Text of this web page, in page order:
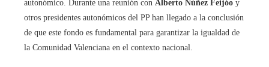
autonómico. Durante una reunión con Alberto Núñez Feijóo y
otros presidentes autonómicos del PP han llegado a la conclusión
de que este fondo es fundamental para garantizar la igualdad de
la Comunidad Valenciana en el contexto nacional.